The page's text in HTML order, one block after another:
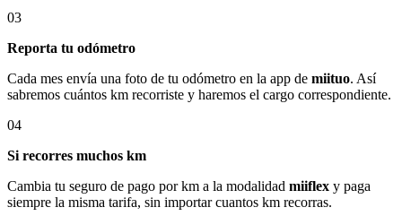
03
Reporta tu odómetro
Cada mes envía una foto de tu odómetro en la app de miituo. Así
sabremos cuántos km recorriste y haremos el cargo correspondiente.
04
Si recorres muchos km
Cambia tu seguro de pago por km a la modalidad miiflex y paga
siempre la misma tarifa, sin importar cuantos km recorras.